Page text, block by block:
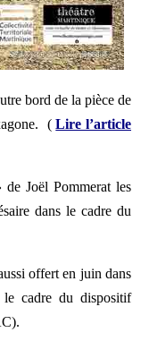
bord de la pièce de
(Lire l’article
de Joël Pommerat les
dans le cadre du
offert en juin dans
le cadre du dispositif